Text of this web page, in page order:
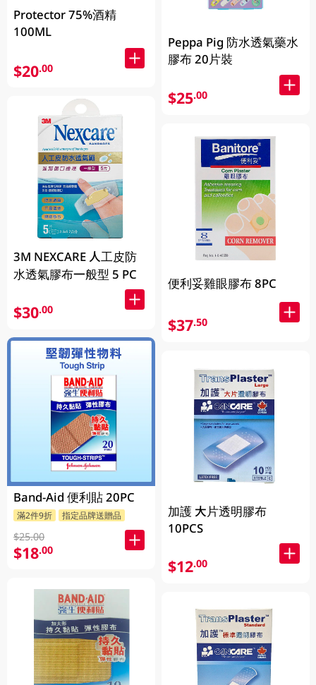
Protector 75%酒精
100ML
$20.00
3M NEXCARE 人工皮防
水透氣膠布一般型 5 PC
$30.00
Band-Aid 便利貼 20PC
滿2件9折 指定品牌送贈品
$25.00
$18.00
Peppa Pig 防水透氣藥水
膠布 20片裝
$25.00
便利妥雞眼膠布 8PC
$37.50
加護 大片透明膠布
10PCS
$12.00